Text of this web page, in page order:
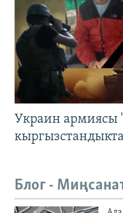
Украин армиясы
Блог -